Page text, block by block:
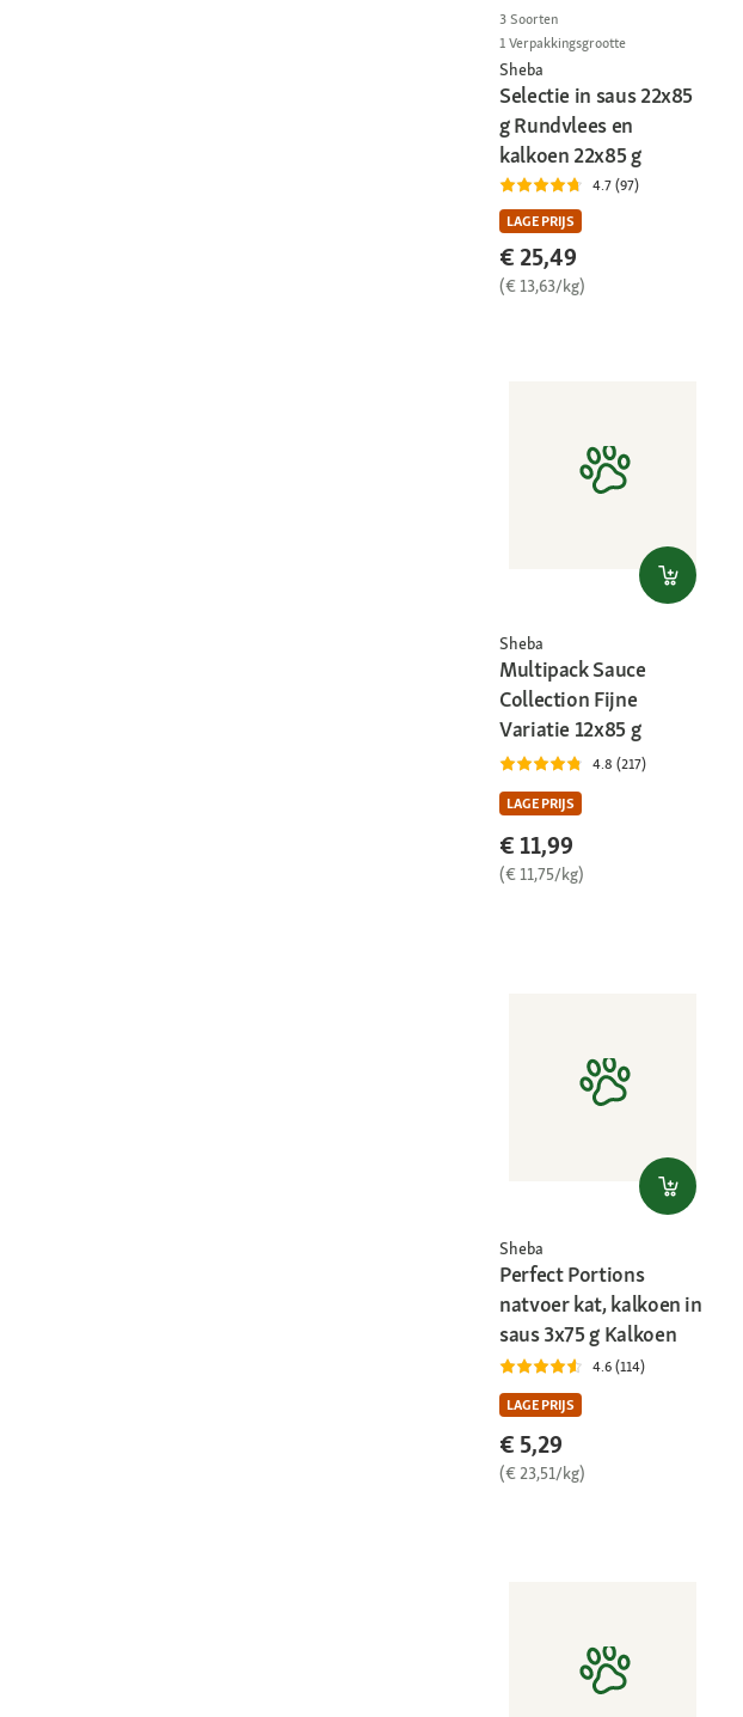
3 Soorten
1 Verpakkingsgrootte
Sheba
Selectie in saus 22x85
g Rundvlees en
kalkoen 22x85 g
4.7 (97)
LAGE PRIJS
€ 25,49
(€ 13,63/kg)
Sheba
Multipack Sauce
Collection Fijne
Variatie 12x85 g
4.8 (217)
LAGE PRIJS
€ 11,99
(€ 11,75/kg)
Sheba
Perfect Portions
natvoer kat, kalkoen in
saus 3x75 g Kalkoen
4.6 (114)
LAGE PRIJS
€ 5,29
(€ 23,51/kg)